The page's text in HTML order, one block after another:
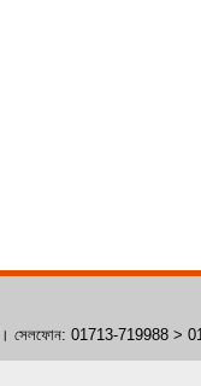
সেলফোন: 01713-